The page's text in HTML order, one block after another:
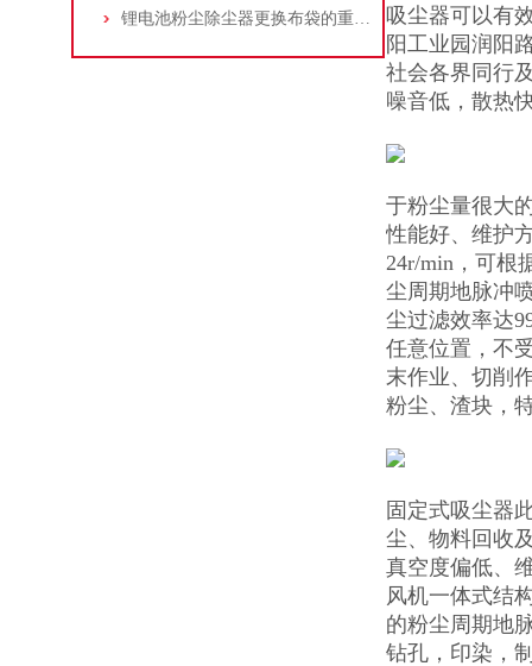
锂电池粉尘除尘器更换布袋的重要性与方法
吸尘器可以有
阳工业园润阳
社会各界同行
噪音低，散热
于粉尘量很大
性能好、维护
24r/min，可根
尘周期地脉冲
尘过滤效率达
任意位置，不
末作业、切削
粉尘、渣块，
固定式吸尘器
尘、物料回收
真空度偏低、
风机一体式结
的粉尘周期地
钻孔，印染，